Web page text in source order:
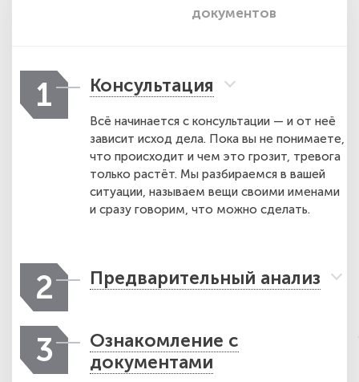
документов
1 Консультация
Всё начинается с консультации — и от неё
зависит исход дела. Пока вы не понимаете,
что происходит и чем это грозит, тревога
только растёт. Мы разбираемся в вашей
ситуации, называем вещи своими именами
и сразу говорим, что можно сделать.
2 Предварительный анализ
3
Ознакомление с
документами